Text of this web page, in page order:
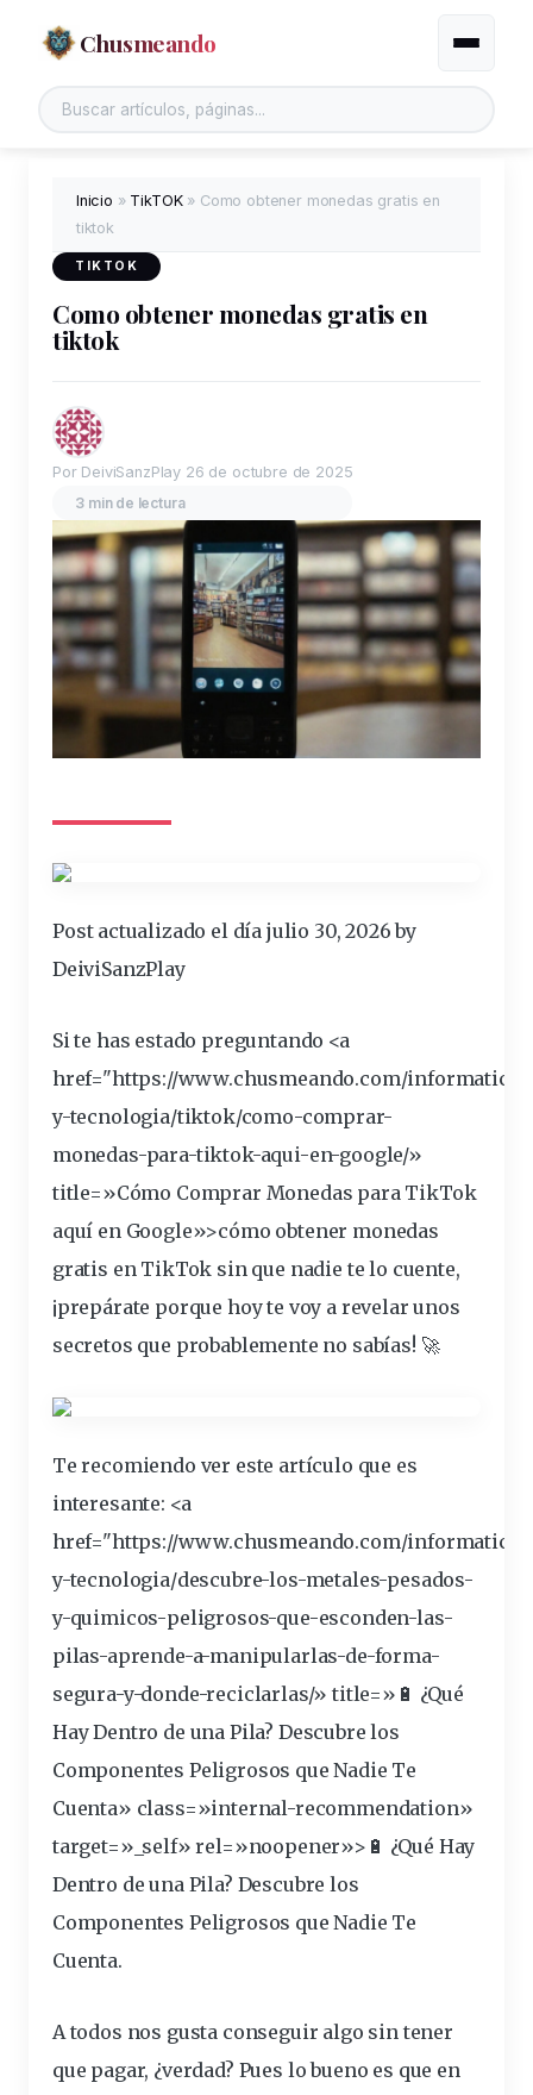
Chusmeando Alternar
Inicio » TikTOK» Como obtener monedas gratis en
tiktok
TIKTOK
Como obtener monedas gratis en
tiktok
Por DeiviSanzPlay 26 de octubre de 2025
3 min de lectura
Post actualizado el día julio 30, 2026 by
DeiviSanzPlay
Si te has estado preguntando <a
href="https://www.chusmeando.com/informatica-
y-tecnologia/tiktok/como-comprar-
monedas-para-tiktok-aqui-en-google/»
title=»Cómo Comprar Monedas para TikTok
aquí en Google»>cómo obtener monedas
gratis en TikTok sin que nadie te lo cuente,
¡prepárate porque hoy te voy a revelar unos
secretos que probablemente no sabías! 🚀
Te recomiendo ver este artículo que es
interesante: <a
href="https://www.chusmeando.com/informatica-
y-tecnologia/descubre-los-metales-pesados-
y-quimicos-peligrosos-que-esconden-las-
pilas-aprende-a-manipularlas-de-forma-
segura-y-donde-reciclarlas/» title=»🔋 ¿Qué
Hay Dentro de una Pila? Descubre los
Componentes Peligrosos que Nadie Te
Cuenta» class=»internal-recommendation»
target=»_self» rel=»noopener»>🔋 ¿Qué Hay
Dentro de una Pila? Descubre los
Componentes Peligrosos que Nadie Te
Cuenta.
A todos nos gusta conseguir algo sin tener
que pagar, ¿verdad? Pues lo bueno es que en